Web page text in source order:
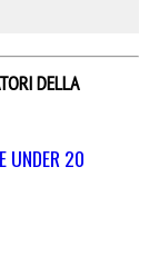
DELLA
UNDER 20